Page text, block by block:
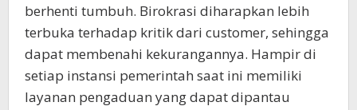
berhenti tumbuh. Birokrasi diharapkan lebih
terbuka terhadap kritik dari customer, sehingga
dapat membenahi kekurangannya. Hampir di
setiap instansi pemerintah saat ini memiliki
layanan pengaduan yang dapat dipantau